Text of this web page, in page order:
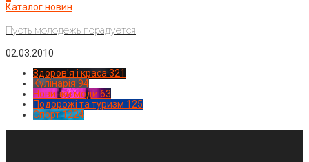
Каталог новин
Пусть молодежь порадуется
02.03.2010
Здоров'я і краса 321
Кулінарія 94
Новинки моди 63
Подорожі та туризм 125
Спорт1224